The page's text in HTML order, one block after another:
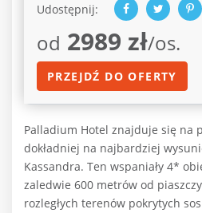
Udostępnij:
od 2989 zł/os.
PRZEJDŹ DO OFERTY
Palladium Hotel znajduje się na
dokładniej na najbardziej
Kassandra. Ten wspaniały 4*
zaledwie 600 metrów od
rozległych terenów pokrytych